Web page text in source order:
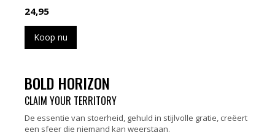
24,95
Koop nu
BOLD HORIZON
CLAIM YOUR TERRITORY
De essentie van stoerheid, gehuld in stijlvolle gratie, creëert
een sfeer die niemand kan weerstaan.